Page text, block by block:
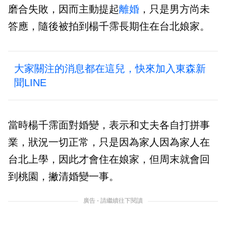
磨合失敗，因而主動提起離婚 ，只是男方尚未
答應，隨後被拍到楊千霈長期住在台北娘家。
大家關注的消息都在這兒，快來加入東森新
聞LINE
當時楊千霈面對婚變，表示和丈夫各自打拼事
業，狀況一切正常，只是因為家人因為家人在
台北上學，因此才會住在娘家，但周末就會回
到桃園，撇清婚變一事。
廣告 - 請繼續往下閱讀